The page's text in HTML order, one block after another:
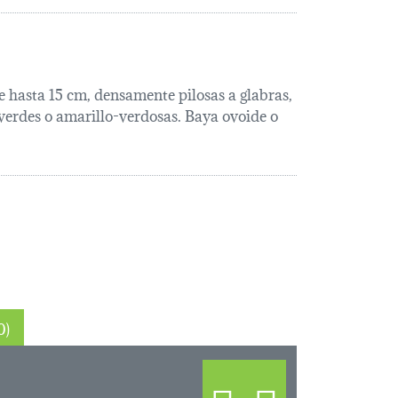
15 cm, densamente pilosas a glabras,
o amarillo-verdosas. Baya ovoide o
(0)